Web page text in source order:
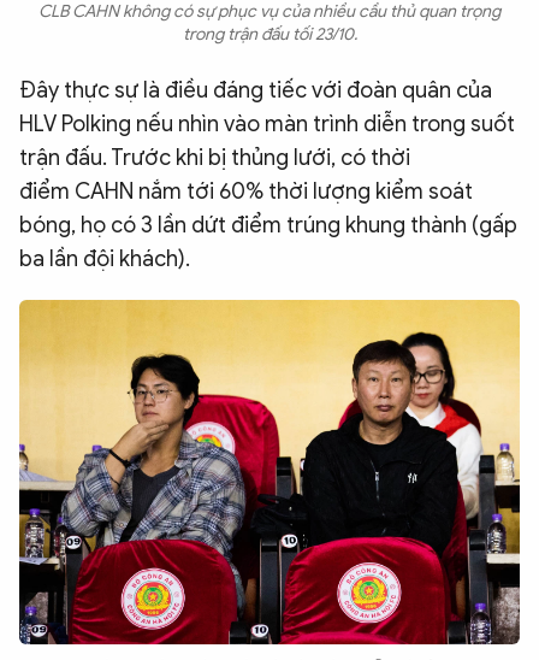
CLB CAHN không có sự phục vụ của nhiều cầu thủ quan trọng
trong trận đấu tối 23/10.
Đây thực sự là điều đáng tiếc với đoàn quân của
HLV Polking nếu nhìn vào màn trình diễn trong suốt
trận đấu. Trước khi bị thủng lưới, có thời
điểm CAHN nắm tới 60% thời lượng kiểm soát
bóng, họ có 3 lần dứt điểm trúng khung thành (gấp
ba lần đội khách).